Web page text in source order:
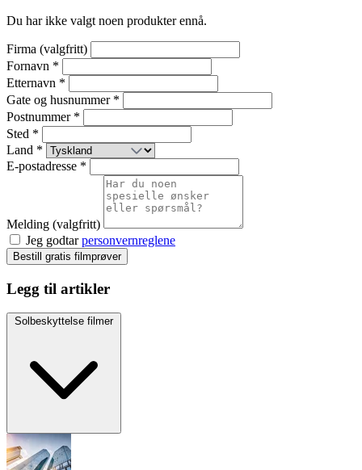
Du har ikke valgt noen produkter ennå.
Firma (valgfritt)
Fornavn *
Etternavn *
Gate og husnummer *
Postnummer *
Sted *
Land *
E-postadresse *
Melding (valgfritt)
Jeg godtarpersonvernreglene
Bestill gratis filmprøver
Legg til artikler
Solbeskyttelse filmer